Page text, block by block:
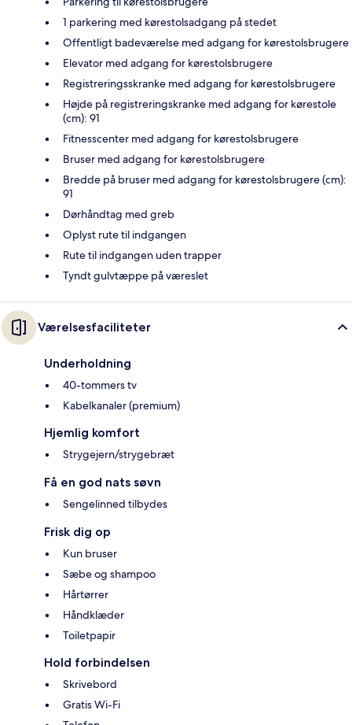
1 parkering med kørestolsadgang på stedet
Offentligt badeværelse med adgang for kørestolsbrugere
Elevator med adgang for kørestolsbrugere
Registreringsskranke med adgang for kørestolsbrugere
Højde på registreringskranke med adgang for kørestole
(cm): 91
Fitnesscenter med adgang for kørestolsbrugere
Bruser med adgang for kørestolsbrugere
Bredde på bruser med adgang for kørestolsbrugere (cm):
91
Dørhåndtag med greb
Oplyst rute til indgangen
Rute til indgangen uden trapper
Tyndt gulvtæppe på væreslet
Værelsesfaciliteter
Underholdning
40-tommers tv
Kabelkanaler (premium)
Hjemlig komfort
Strygejern/strygebræt
Få en god nats søvn
Sengelinned tilbydes
Frisk dig op
Kun bruser
Sæbe og shampoo
Hårtørrer
Håndklæder
Toiletpapir
Hold forbindelsen
Skrivebord
Gratis Wi-Fi